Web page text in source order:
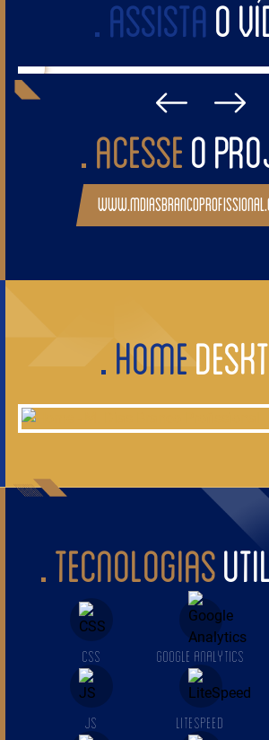
ASSISTAO
ACESSEO
HOME
TECNOLOGIAS
CSS GOOGLE ANALYTICS
JS LITESPEED